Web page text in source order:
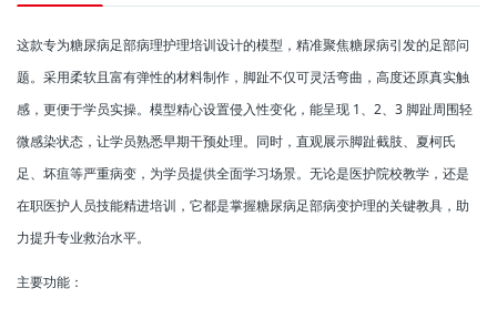
这款专为糖尿病足部病理护理培训设计的模型，精准聚焦糖尿病引发的足部问
题。采用柔软且富有弹性的材料制作，脚趾不仅可灵活弯曲，高度还原真实触
感，更便于学员实操。模型精心设置侵入性变化，能呈现 1、2、3 脚趾周围轻
微感染状态，让学员熟悉早期干预处理。同时，直观展示脚趾截肢、夏柯氏
足、坏疽等严重病变，为学员提供全面学习场景。无论是医护院校教学，还是
在职医护人员技能精进培训，它都是掌握糖尿病足部病变护理的关键教具，助
力提升专业救治水平。
主要功能：